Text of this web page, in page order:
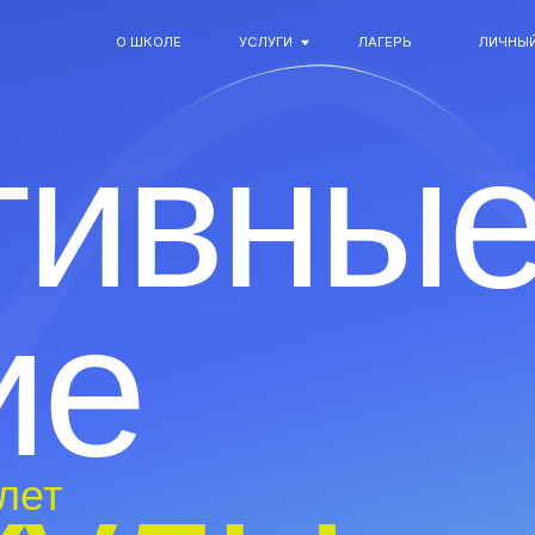
УСЛУГИ ЛАГЕРЬ ЛИЧНЫЙ КАБИНЕТ
УСЛУГИ ЛАГЕРЬ ЛИЧНЫЙ КАБИНЕТ